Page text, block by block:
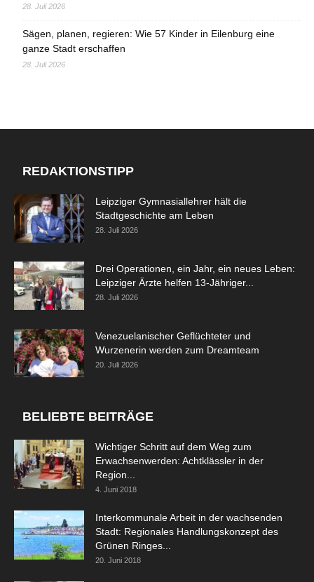
28. Juli 2026
Sägen, planen, regieren: Wie 57 Kinder in Eilenburg eine
ganze Stadt erschaffen
28. Juli 2026
REDAKTIONSTIPP
Leipziger Gymnasiallehrer hält die
Stadtgeschichte am Leben
28. Juli 2026
Drei Operationen, ein Jahr, ein neues Leben:
Leipziger Ärzte helfen 13-Jähriger...
28. Juli 2026
Venezuelanischer Geflüchteter und
Wurzenerin werden zum Dreamteam
20. Juli 2026
BELIEBTE BEITRÄGE
Wichtiger Schritt auf dem Weg zum
Erwachsenwerden: Achtklässler in der
Region...
4. Juni 2018
Interkommunale Arbeit in der wachsenden
Stadt: Regionales Handlungskonzept des
Grünen Ringes...
20. Juni 2018